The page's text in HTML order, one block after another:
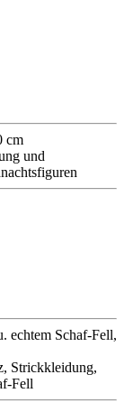
cm
und
echtem Schaf-Fell,
Strickkleidung,
Fell